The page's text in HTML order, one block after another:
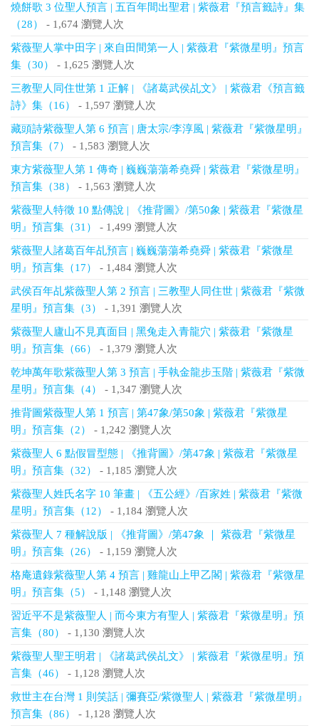
燒餅歌 3 位聖人預言 | 五百年間出聖君 | 紫薇君『預言籤詩』集
（28）
- 1,674 瀏覽人次
紫薇聖人掌中田字 | 來自田間第一人 | 紫薇君『紫微星明』預言
集（30）
- 1,625 瀏覽人次
三教聖人同住世第 1 正解 | 《諸葛武侯乩文》 | 紫薇君《預言籤
詩》集（16）
- 1,597 瀏覽人次
藏頭詩紫薇聖人第 6 預言 | 唐太宗/李淳風 | 紫薇君『紫微星明』
預言集（7）
- 1,583 瀏覽人次
東方紫薇聖人第 1 傳奇 | 巍巍蕩蕩希堯舜 | 紫薇君『紫微星明』
預言集（38）
- 1,563 瀏覽人次
紫薇聖人特徵 10 點傳說 | 《推背圖》/第50象 | 紫薇君『紫微星
明』預言集（31）
- 1,499 瀏覽人次
紫薇聖人諸葛百年乩預言 | 巍巍蕩蕩希堯舜 | 紫薇君『紫微星
明』預言集（17）
- 1,484 瀏覽人次
武侯百年乩紫薇聖人第 2 預言 | 三教聖人同住世 | 紫薇君『紫微
星明』預言集（3）
- 1,391 瀏覽人次
紫薇聖人廬山不見真面目 | 黑兔走入青龍穴 | 紫薇君『紫微星
明』預言集（66）
- 1,379 瀏覽人次
乾坤萬年歌紫薇聖人第 3 預言 | 手執金龍步玉階 | 紫薇君『紫微
星明』預言集（4）
- 1,347 瀏覽人次
推背圖紫薇聖人第 1 預言 | 第47象/第50象 | 紫薇君『紫微星
明』預言集（2）
- 1,242 瀏覽人次
紫薇聖人 6 點假冒型態 | 《推背圖》/第47象 | 紫薇君『紫微星
明』預言集（32）
- 1,185 瀏覽人次
紫薇聖人姓氏名字 10 筆畫 | 《五公經》/百家姓 | 紫薇君『紫微
星明』預言集（12）
- 1,184 瀏覽人次
紫薇聖人 7 種解說版 | 《推背圖》/第47象 ｜ 紫薇君『紫微星
明』預言集（26）
- 1,159 瀏覽人次
格庵遺錄紫薇聖人第 4 預言 | 雞龍山上甲乙閣 | 紫薇君『紫微星
明』預言集（5）
- 1,148 瀏覽人次
習近平不是紫薇聖人 | 而今東方有聖人 | 紫薇君『紫微星明』預
言集（80）
- 1,130 瀏覽人次
紫薇聖人聖王明君 | 《諸葛武侯乩文》 | 紫薇君『紫微星明』預
言集（46）
- 1,128 瀏覽人次
救世主在台灣 1 則笑話 | 彌賽亞/紫微聖人 | 紫薇君『紫微星明』
預言集（86）
- 1,128 瀏覽人次